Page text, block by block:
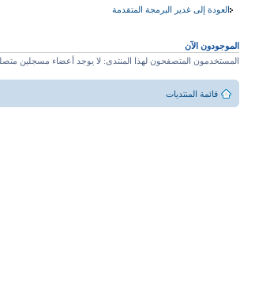
العودة إلى غدير البرمجة المتقدمة
الموجودون الآن
المستخدمون المتصفحون لهذا المنتدى: لا يوجد أعضاء مسجلين متصلين و 1
قائمة المنتديات